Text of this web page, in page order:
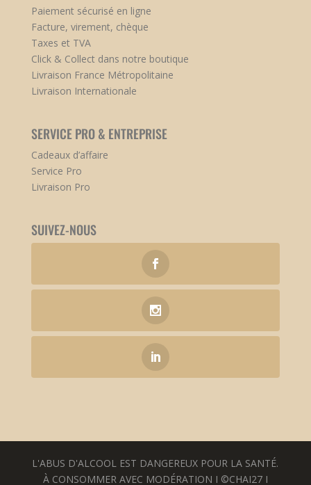
Paiement sécurisé en ligne
Facture, virement, chèque
Taxes et TVA
Click & Collect dans notre boutique
Livraison France Métropolitaine
Livraison Internationale
SERVICE PRO & ENTREPRISE
Cadeaux d’affaire
Service Pro
Livraison Pro
SUIVEZ-NOUS
L'ABUS D'ALCOOL EST DANGEREUX POUR LA SANTÉ.
À CONSOMMER AVEC MODÉRATION I ©CHAI27 I